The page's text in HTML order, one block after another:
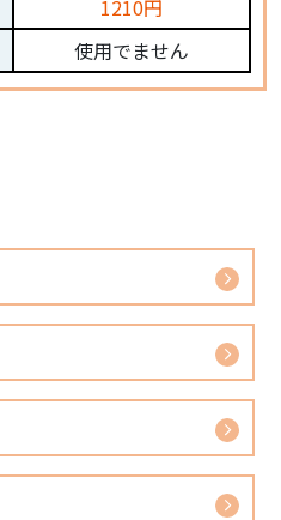
1210円
使用でません